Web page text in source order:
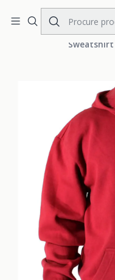
Portes
Início MENS
Sweatshirt